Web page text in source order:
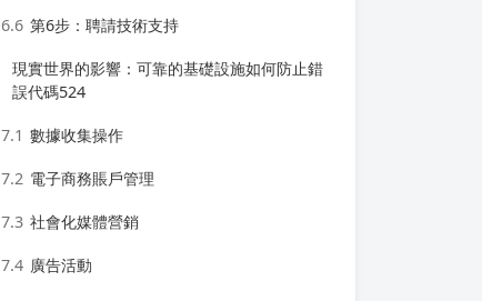
6.6 第6步：聘請技術支持
現實世界的影響：可靠的基礎設施如何防止錯
誤代碼524
7.1 數據收集操作
7.2 電子商務賬戶管理
7.3 社會化媒體營銷
7.4 廣告活動